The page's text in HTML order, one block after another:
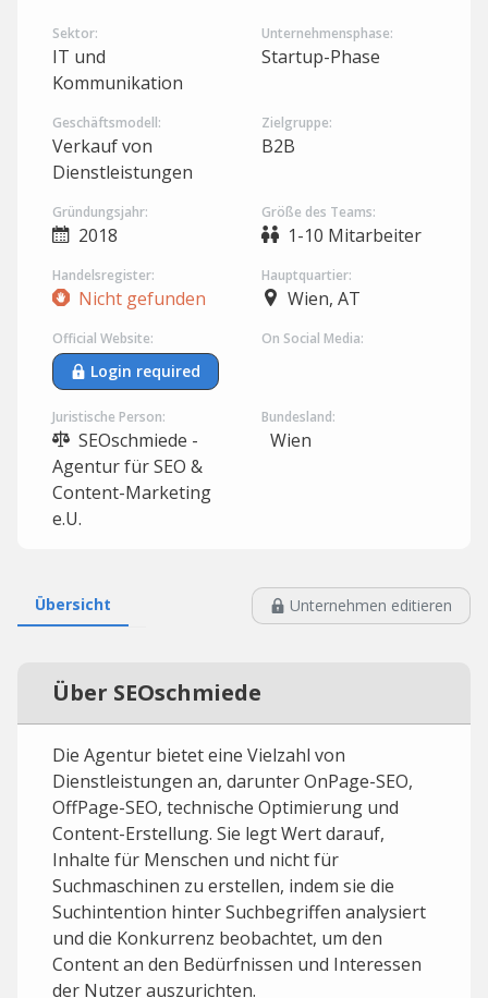
Sektor:
IT und
Kommunikation
Unternehmensphase:
Startup-Phase
Geschäftsmodell:
Verkauf von
Dienstleistungen
Zielgruppe:
B2B
Gründungsjahr:
2018
Größe des Teams:
1-10 Mitarbeiter
Handelsregister:
Nicht gefunden
Hauptquartier:
Wien, AT
Official Website:
Login required
On Social Media:
Juristische Person:
SEOschmiede -
Agentur für SEO &
Content-Marketing
e.U.
Bundesland:
Wien
Übersicht Unternehmen editieren
Über SEOschmiede
Die Agentur bietet eine Vielzahl von
Dienstleistungen an, darunter OnPage-SEO,
OffPage-SEO, technische Optimierung und
Content-Erstellung. Sie legt Wert darauf,
Inhalte für Menschen und nicht für
Suchmaschinen zu erstellen, indem sie die
Suchintention hinter Suchbegriffen analysiert
und die Konkurrenz beobachtet, um den
Content an den Bedürfnissen und Interessen
der Nutzer auszurichten.